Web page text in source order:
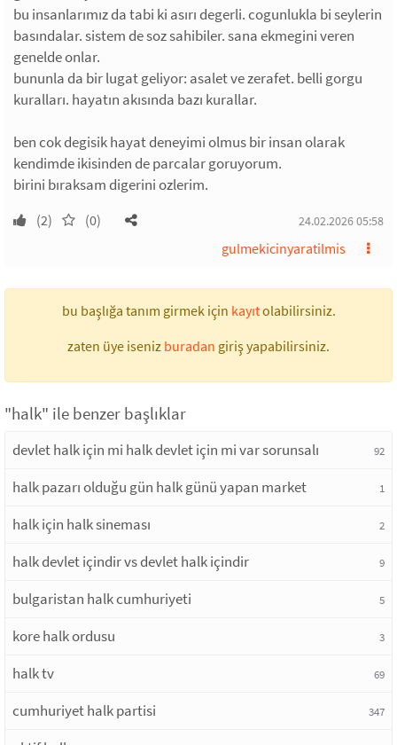
bu insanlarımız da tabi ki asırı degerli. cogunlukla bi seylerin
basındalar. sistem de soz sahibiler. sana ekmegini veren
genelde onlar.
bununla da bir lugat geliyor: asalet ve zerafet. belli gorgu
kuralları. hayatın akısında bazı kurallar.
ben cok degisik hayat deneyimi olmus bir insan olarak
kendimde ikisinden de parcalar goruyorum.
birini bıraksam digerini ozlerim.
(2) (0) 24.02.2026 05:58
gulmekicinyaratilmis
bu başlığa tanım girmek için kayıtolabilirsiniz.
zaten üye iseniz buradan giriş yapabilirsiniz.
"halk" ile benzer başlıklar
devlet halk için mi halk devlet için mi var sorunsalı 92
halk pazarı olduğu gün halk günü yapan market 1
halk için halk sineması 2
halk devlet içindir vs devlet halk içindir 9
bulgaristan halk cumhuriyeti 5
kore halk ordusu 3
halk tv 69
cumhuriyet halk partisi 347